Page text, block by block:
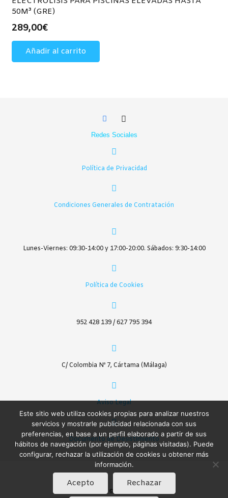
50M³ (GRE)
289,00€
Añadir al carrito
Redes Sociales
Política de Privacidad
Condiciones Generales de Contratación
Lunes-Viernes: 09:30-14:00 y 17:00-20:00. Sábados: 9:30-14:00
Política de Cookies
952 428 139 / 627 795 394
C/ Colombia Nº 7, Cártama (Málaga)
Aviso Legal
Documento de Desistimiento
SIC © 2020
Este sitio web utiliza cookies propias para analizar nuestros
servicios y mostrarle publicidad relacionada con sus
preferencias, en base a un perfil elaborado a partir de sus
hábitos de navegación (por ejemplo, páginas visitadas). Puede
configurar, rechazar la utilización de cookies u obtener más
información.
Acepto Rechazar